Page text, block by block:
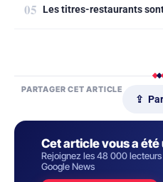
Les titres-restaurants
PARTAGER CET ARTICLE
⇪
Cet article vous a été
Rejoignez les 48 000
Google News